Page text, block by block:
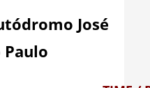
José
Paulo